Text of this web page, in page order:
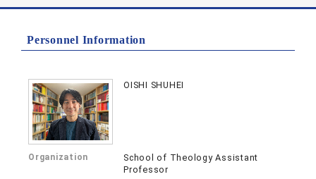
Personnel Information
OISHI SHUHEI
Organization
School of Theology Assistant
Professor